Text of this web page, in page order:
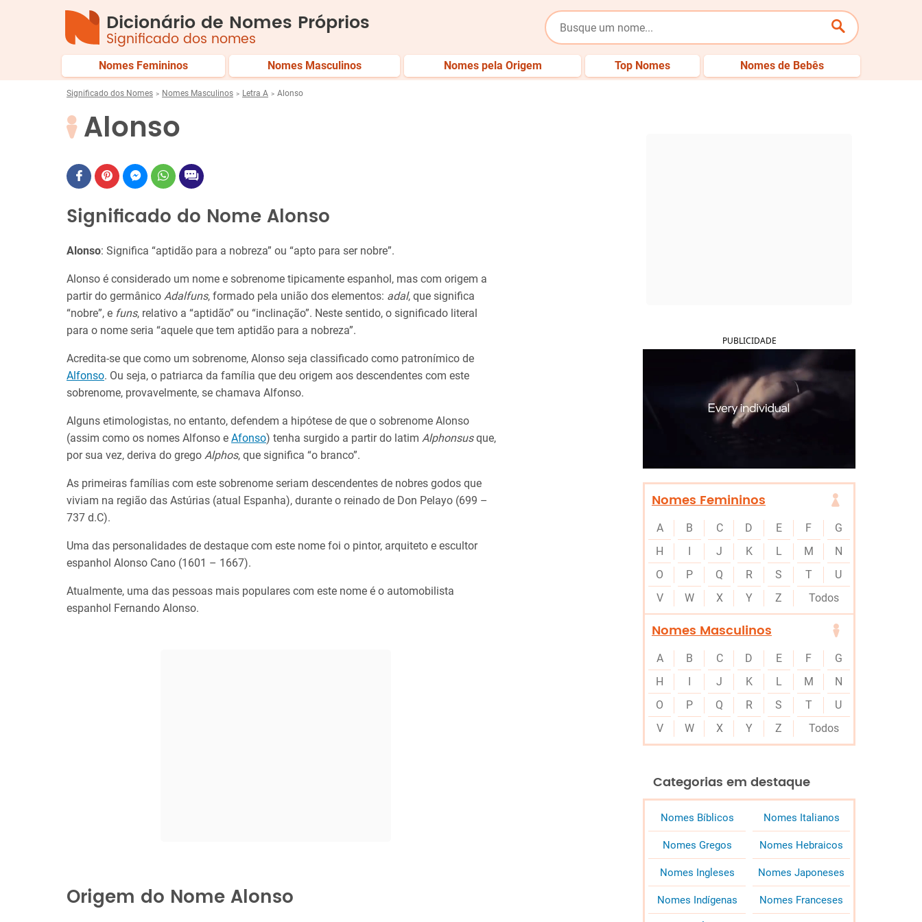
Dicionário de Nomes Próprios
Significado dos nomes
Nomes Femininos Nomes Masculinos Nomes pela Origem Top Nomes Nomes de Bebês
Significado dos Nomes Nomes Masculinos Letra A Alonso
Alonso
Significado do Nome Alonso
Alonso: Significa “aptidão para a nobreza” ou “apto para ser nobre”.
Alonso é considerado um nome e sobrenome tipicamente espanhol, mas com origem a
partir do germânico Adalfuns, formado pela união dos elementos: adal, que significa
“nobre”, e funs, relativo a “aptidão” ou “inclinação”. Neste sentido, o significado literal
para o nome seria “aquele que tem aptidão para a nobreza”.
Acredita-se que como um sobrenome, Alonso seja classificado como patronímico de
Alfonso. Ou seja, o patriarca da família que deu origem aos descendentes com este
sobrenome, provavelmente, se chamava Alfonso.
Alguns etimologistas, no entanto, defendem a hipótese de que o sobrenome Alonso
(assim como os nomes Alfonso e Afonso) tenha surgido a partir do latim Alphonsusque,
por sua vez, deriva do grego Alphos, que significa “o branco”.
As primeiras famílias com este sobrenome seriam descendentes de nobres godos que
viviam na região das Astúrias (atual Espanha), durante o reinado de Don Pelayo (699 –
737 d.C).
Uma das personalidades de destaque com este nome foi o pintor, arquiteto e escultor
espanhol Alonso Cano (1601 – 1667).
Atualmente, uma das pessoas mais populares com este nome é o automobilista
espanhol Fernando Alonso.
Origem do Nome Alonso
PUBLICIDADE
Nomes Femininos
A B C D E F
G
H
I J K L M
N
O
P Q R S T
U
V
W X Y Z Todos
Nomes Masculinos
A B C D E F
G
H
I J K L M
N
O
P Q R S T
U
V
W X Y Z Todos
Categorias em destaque
Nomes Bíblicos Nomes Italianos
Nomes Gregos Nomes Hebraicos
Nomes Ingleses Nomes Japoneses
Nomes Indígenas Nomes Franceses